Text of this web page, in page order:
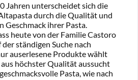
Jahren unterscheidet sich die
durch die Qualität und
Geschmack ihrer Pasta.
heute von der Familie Castoro
ständigen Suche nach
auserlesene Produkte wählt
höchster Qualität aussucht
Pasta, wie nach